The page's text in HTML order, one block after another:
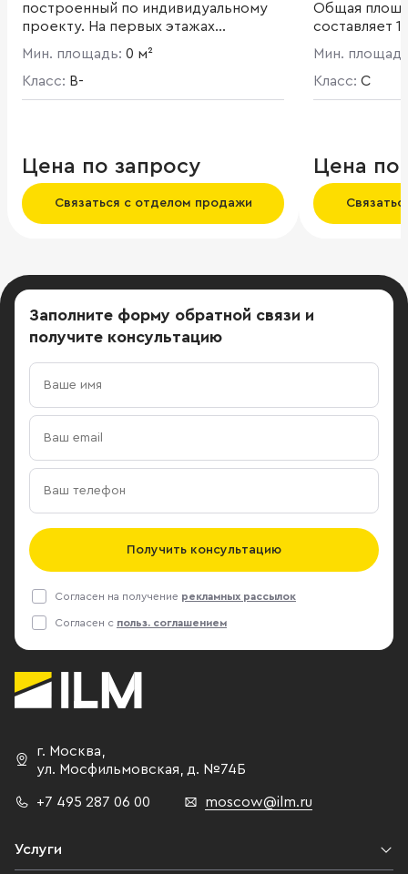
построенный по индивидуальному
проекту. На первых этажах
расположены офисные помещения.
Мин. площадь: 0 м²
Класс: B-
Цена по запросу
Связаться с отделом продажи
Общая
составляет
помещений
Мин.
Класс: C
Цена по
Заполните форму обратной связи и
получите консультацию
Получить консультацию
Согласен на получение рекламных рассылок
Согласен с польз. соглашением
г. Москва,
ул. Мосфильмовская, д. №74Б
+7 495 287 06 00 moscow@ilm.ru
Услуги